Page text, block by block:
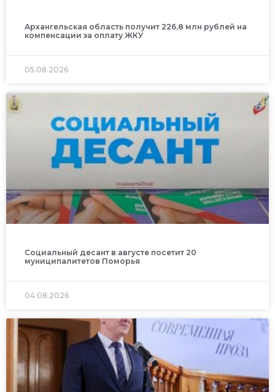
Архангельская область получит 226,8 млн рублей на
компенсации за оплату ЖКУ
05.08.2026
Социальный десант в августе посетит 20
муниципалитетов Поморья
04.08.2026